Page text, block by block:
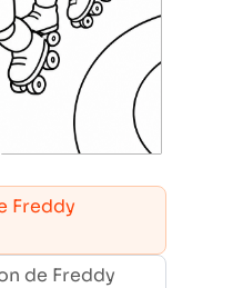
Freddy
de Freddy